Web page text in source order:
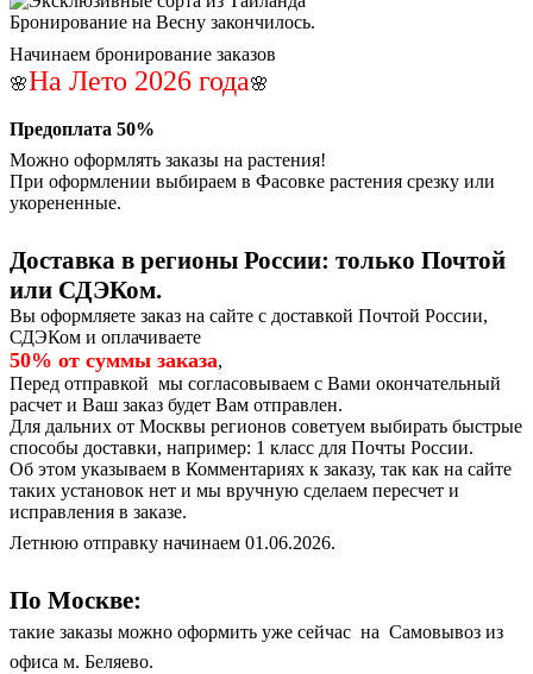
Бронирование на Весну закончилось.
Начинаем бронирование заказов
🌸На Лето 2026 года🌸
Предоплата 50%
Можно оформлять заказы на растения!
При оформлении выбираем в Фасовке растения срезку или
укорененные.
Доставка в регионы России: только Почтой
или СДЭКом.
Вы оформляете заказ на сайте с доставкой Почтой России,
СДЭКом и оплачиваете
50% от суммы заказа,
Перед отправкой мы согласовываем с Вами окончательный
расчет и Ваш заказ будет Вам отправлен.
Для дальних от Москвы регионов советуем выбирать быстрые
способы доставки, например: 1 класс для Почты России.
Об этом указываем в Комментариях к заказу, так как на сайте
таких установок нет и мы вручную сделаем пересчет и
исправления в заказе.
Летнюю отправку начинаем 01.06.2026.
По Москве:
такие заказы можно оформить уже сейчас на Самовывоз из
офиса м. Беляево.